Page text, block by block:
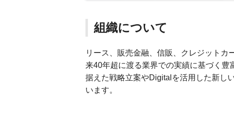
組織について
リース、販売金融、信販、クレジットカ
来40年超に渡る業界での実績に基づく
据えた戦略立案やDigitalを活用した新し
います。